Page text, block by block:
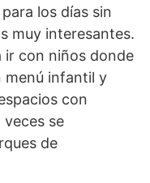
los días sin
muy interesantes.
ir con niños donde
menú infantil y
con
veces se
de